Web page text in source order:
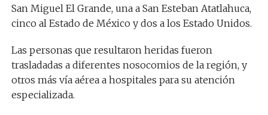
San Miguel El Grande, una a San Esteban Atatlahuca,
cinco al Estado de México y dos a los Estado Unidos.
Las personas que resultaron heridas fueron
trasladadas a diferentes nosocomios de la región, y
otros más vía aérea a hospitales para su atención
especializada.